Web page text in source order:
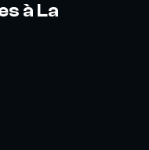
à La